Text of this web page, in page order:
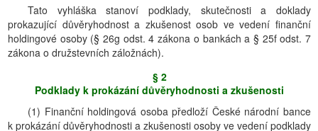
Tato vyhláška stanoví podklady, skutečnosti a doklady
prokazující důvěryhodnost a zkušenost osob ve vedení finanční
holdingové osoby (§ 26g odst. 4 zákona o bankách a § 25f odst. 7
zákona o družstevních záložnách).
§ 2
Podklady k prokázání důvěryhodnosti a zkušenosti
(1) Finanční holdingová osoba předloží České národní bance
k prokázání důvěryhodnosti a zkušenosti osoby ve vedení podklady